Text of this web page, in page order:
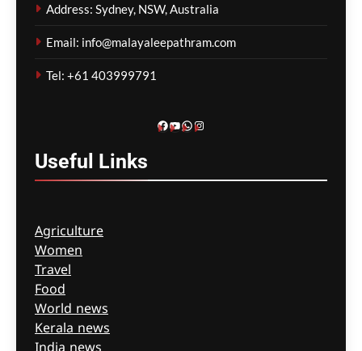
നഗരസഭയിലെ
മാലിന്യനീക്കം
അവതാളത്തിൽ
ഗീത ദാസ്‌
Address: Sydney, NSW, Australia
Email: info@malayaleepathram.com
Tel: +61 403999791
Facebook
YouTube
WhatsApp
Instagram
Useful Links
Agriculture
Women
Travel
Food
World news
Kerala news